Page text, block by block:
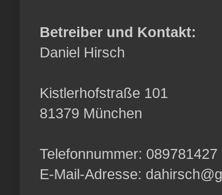
Betreiber und Kontakt:
Daniel Hirsch
Kistlerhofstraße 101
81379 München
Telefonnummer: 089781427
E-Mail-Adresse: